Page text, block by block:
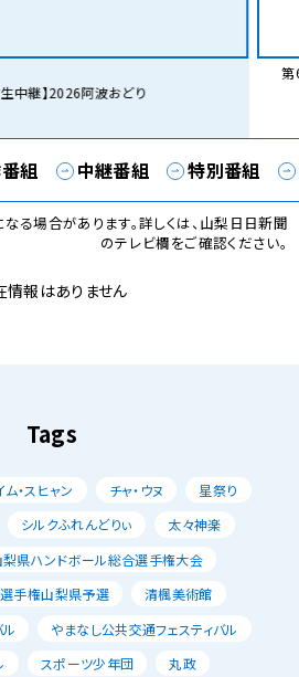
中継】2026阿波おどり
第
組 中継番組 特別番組
場合があります。詳しくは、山梨日日新聞
のテレビ欄をご確認ください。
情報はありません
Tags
ム・スヒャン チャ・ウヌ
星祭り
シルクふれんどりぃ
太々神楽
梨県ハンドボール総合選手権大会
手権山梨県予選
清楓美術館
やまなし公共交通フェスティバル
スポーツ少年団
丸政